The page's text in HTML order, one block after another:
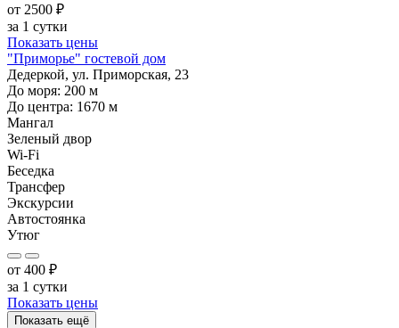
от 2500 ₽
за 1 сутки
Показать цены
"Приморье" гостевой дом
Дедеркой, ул. Приморская, 23
До моря: 200 м
До центра: 1670 м
Мангал
Зеленый двор
Wi-Fi
Беседка
Трансфер
Экскурсии
Автостоянка
Утюг
от 400 ₽
за 1 сутки
Показать цены
Показать ещё